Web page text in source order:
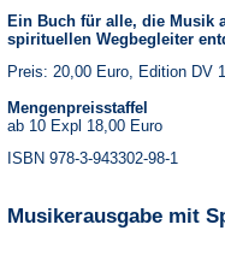
Ein Buch für alle, die Musik
spirituellen Wegbegleiter
Preis: 20,00 Euro, Edition DV
Mengenpreisstaffel
ab 10 Expl 18,00 Euro
ISBN 978-3-943302-98-1
Musikerausgabe mit